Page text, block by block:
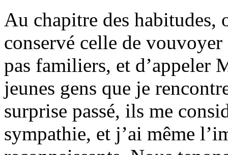
Au chapitre des habitudes,
conservé celle de
pas familiers, et d’appeler
jeunes gens que je
surprise passé, ils me
sympathie, et j’ai même